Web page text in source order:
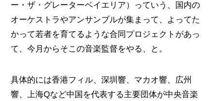
ー・ザ・グレーターベイエリア）っていう、国内の
オーケストラやアンサンブルが集まって、よってた
かって若者を育てるような合同プロジェクトがあっ
て、今月からそこの音楽監督をやる、と。
具体的には香港フィル、深圳響、マカオ響、広州
響、上海Qなど中国を代表する主要団体が中央音楽